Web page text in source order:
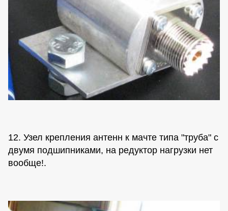
12. Узел крепления антенн к мачте типа "труба" с
двумя подшипниками, на редуктор нагрузки нет
вообще!.